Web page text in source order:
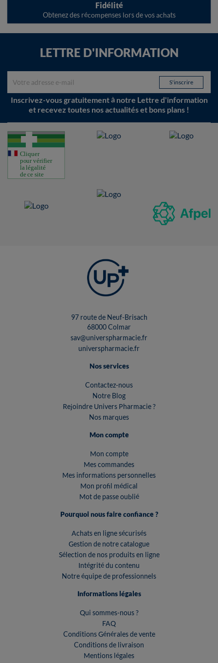
Fidélité
Obtenez des récompenses lors de vos achats
LETTRE D'INFORMATION
Inscrivez-vous gratuitement à notre Lettre d'information
et recevez toutes nos actualités et bons plans !
97 route de Neuf-Brisach
68000 Colmar
sav@universpharmacie.fr
universpharmacie.fr
Nos services
Contactez-nous
Notre Blog
Rejoindre Univers Pharmacie ?
Nos marques
Mon compte
Mon compte
Mes commandes
Mes informations personnelles
Mon profil médical
Mot de passe oublié
Pourquoi nous faire confiance ?
Achats en ligne sécurisés
Gestion de notre catalogue
Sélection de nos produits en ligne
Intégrité du contenu
Notre équipe de professionnels
Informations légales
Qui sommes-nous ?
FAQ
Conditions Générales de vente
Conditions de livraison
Mentions légales